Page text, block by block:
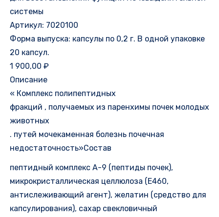
системы
Артикул: 7020100
Форма выпуска: капсулы по 0,2 г. В одной упаковке
20 капсул.
1 900,00 ₽
Описание
« Комплекс полипептидных
фракций , получаемых из паренхимы почек молодых
животных
. путей мочекаменная болезнь почечная
недостаточность»Состав
пептидный комплекс А-9 (пептиды почек),
микрокристаллическая целлюлоза (Е460,
антислеживающий агент), желатин (средство для
капсулирования), сахар свекловичный